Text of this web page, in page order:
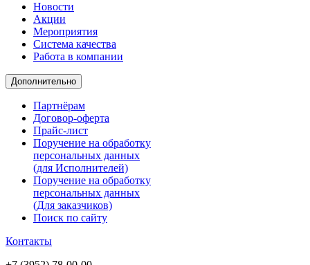
Новости
Акции
Мероприятия
Система качества
Работа в компании
Дополнительно
Партнёрам
Договор-оферта
Прайс-лист
Поручение на обработку
персональных данных
(для Исполнителей)
Поручение на обработку
персональных данных
(Для заказчиков)
Поиск по сайту
Контакты